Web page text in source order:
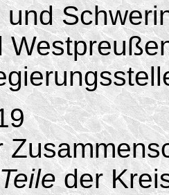
der